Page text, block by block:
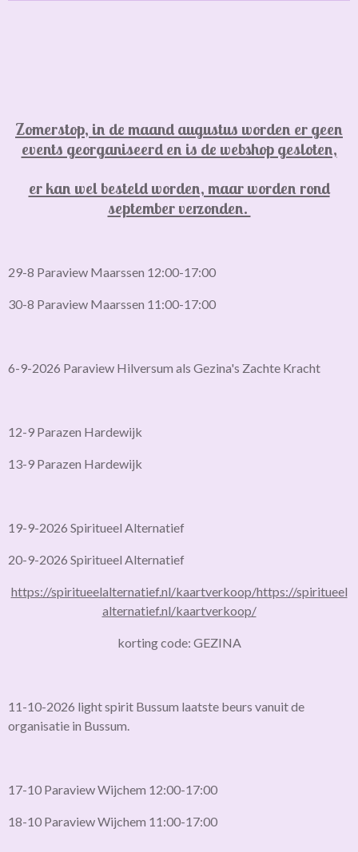
Zomerstop, in de maand augustus worden er geen
events georganiseerd en is de webshop gesloten,
er kan wel besteld worden, maar worden rond
september verzonden.
29-8 Paraview Maarssen 12:00-17:00
30-8 Paraview Maarssen 11:00-17:00
6-9-2026 Paraview Hilversum als Gezina's Zachte Kracht
12-9 Parazen Hardewijk
13-9 Parazen Hardewijk
19-9-2026 Spiritueel Alternatief
20-9-2026 Spiritueel Alternatief
https://spiritueelalternatief.nl/kaartverkoop/https://spiritueel
alternatief.nl/kaartverkoop/
korting code: GEZINA
11-10-2026 light spirit Bussum laatste beurs vanuit de
organisatie in Bussum.
17-10 Paraview Wijchem 12:00-17:00
18-10 Paraview Wijchem 11:00-17:00